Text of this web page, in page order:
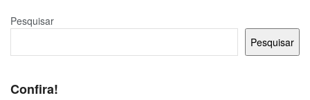
Pesquisar
Pesquisar
Confira!